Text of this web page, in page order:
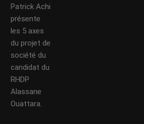
Patrick Achi
présente
les 5 axes
du projet de
société du
candidat du
RHDP
Alassane
Ouattara.